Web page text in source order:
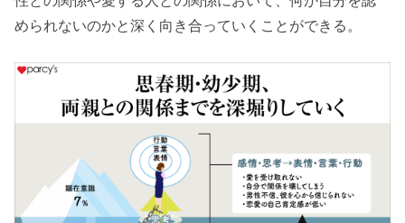
められないのかと深く向き合っていくことができる。